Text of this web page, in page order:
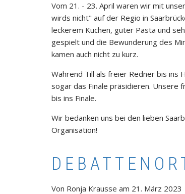
Vom 21. - 23. April waren wir mit
wirds nicht" auf der Regio in
leckerem Kuchen, guter Pasta und
gespielt und die Bewunderung des
kamen auch nicht zu kurz.
Während Till als freier Redner bis ins
sogar das Finale präsidieren. Unsere
bis ins Finale.
Wir bedanken uns bei den lieben
Organisation!
Von Ronja Krausse am 21. März 2023